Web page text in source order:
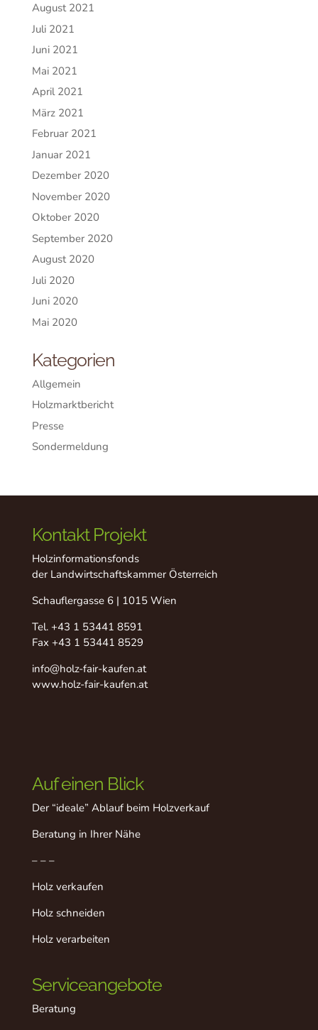
August 2021
Juli 2021
Juni 2021
Mai 2021
April 2021
März 2021
Februar 2021
Januar 2021
Dezember 2020
November 2020
Oktober 2020
September 2020
August 2020
Juli 2020
Juni 2020
Mai 2020
Kategorien
Allgemein
Holzmarktbericht
Presse
Sondermeldung
Kontakt Projekt
Holzinformationsfonds
der Landwirtschaftskammer Österreich
Schauflergasse 6 | 1015 Wien
Tel. +43 1 53441 8591
Fax +43 1 53441 8529
info@holz-fair-kaufen.at
www.holz-fair-kaufen.at
Auf einen Blick
Der “ideale” Ablauf beim Holzverkauf
Beratung in Ihrer Nähe
– – –
Holz verkaufen
Holz schneiden
Holz verarbeiten
Serviceangebote
Beratung